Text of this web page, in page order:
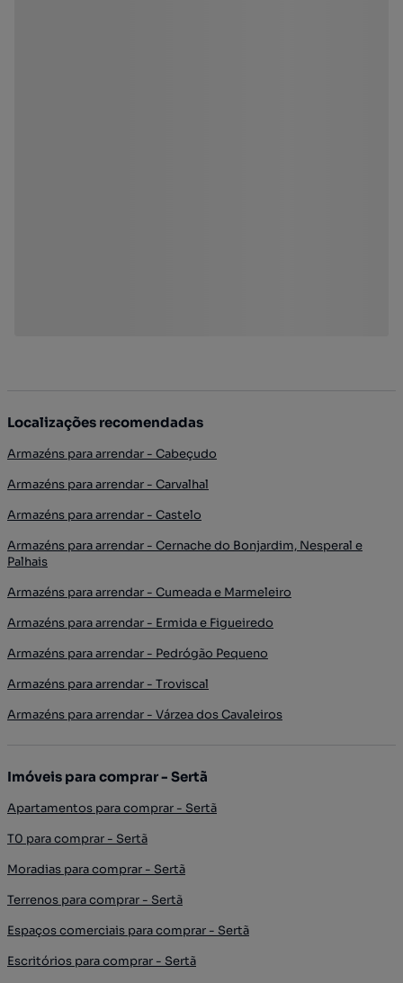
Localizações recomendadas
Armazéns para arrendar - Cabeçudo
Armazéns para arrendar - Carvalhal
Armazéns para arrendar - Castelo
Armazéns para arrendar - Cernache do Bonjardim, Nesperal e
Palhais
Armazéns para arrendar - Cumeada e Marmeleiro
Armazéns para arrendar - Ermida e Figueiredo
Armazéns para arrendar - Pedrógão Pequeno
Armazéns para arrendar - Troviscal
Armazéns para arrendar - Várzea dos Cavaleiros
Imóveis para comprar - Sertã
Apartamentos para comprar - Sertã
T0 para comprar - Sertã
Moradias para comprar - Sertã
Terrenos para comprar - Sertã
Espaços comerciais para comprar - Sertã
Escritórios para comprar - Sertã